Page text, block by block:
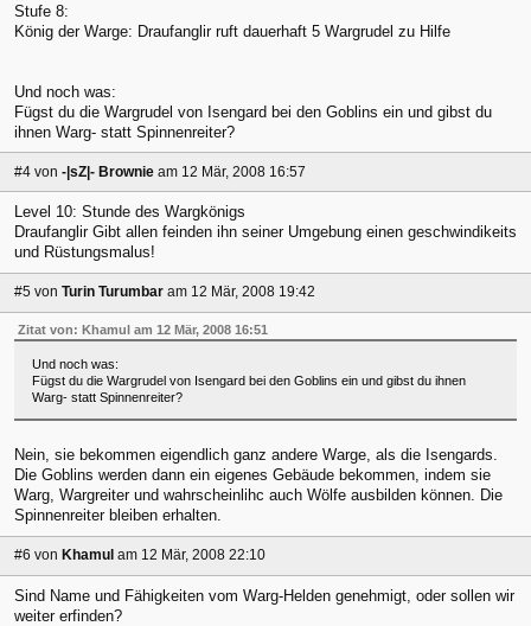
Stufe 8:
König der Warge: Draufanglir ruft dauerhaft 5 Wargrudel zu Hilfe
Und noch was:
Fügst du die Wargrudel von Isengard bei den Goblins ein und gibst du
ihnen Warg- statt Spinnenreiter?
#4 von -|sZ|- Brownie am 12 Mär, 2008 16:57
Level 10: Stunde des Wargkönigs
Draufanglir Gibt allen feinden ihn seiner Umgebung einen geschwindikeits
und Rüstungsmalus!
#5 von Turin Turumbar am 12 Mär, 2008 19:42
Zitat von: Khamul am 12 Mär, 2008 16:51
Und noch was:
Fügst du die Wargrudel von Isengard bei den Goblins ein und gibst du ihnen
Warg- statt Spinnenreiter?
Nein, sie bekommen eigendlich ganz andere Warge, als die Isengards.
Die Goblins werden dann ein eigenes Gebäude bekommen, indem sie
Warg, Wargreiter und wahrscheinlihc auch Wölfe ausbilden können. Die
Spinnenreiter bleiben erhalten.
#6 von Khamul am 12 Mär, 2008 22:10
Sind Name und Fähigkeiten vom Warg-Helden genehmigt, oder sollen wir
weiter erfinden?